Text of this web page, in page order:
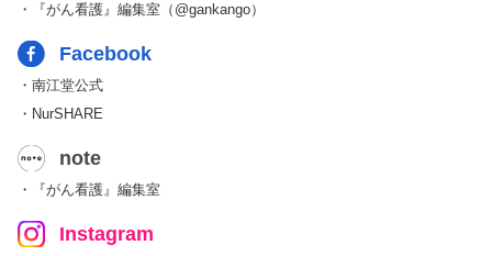
・『がん看護』編集室（@gankango）
Facebook
・南江堂公式
・NurSHARE
note
・『がん看護』編集室
Instagram